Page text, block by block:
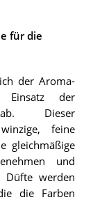
für die
der Aroma-
der
ab. Dieser
feine
gleichmäßige
und
Düfte werden
die Farben